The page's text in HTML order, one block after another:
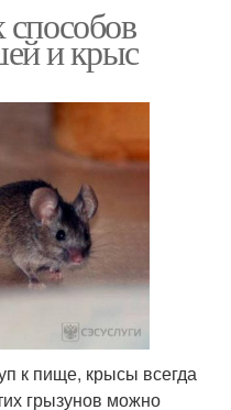
и крыс
к пище, крысы всегда
грызунов можно